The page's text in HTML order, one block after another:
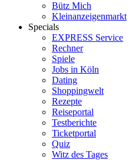
Bütz Mich
Kleinanzeigenmarkt
Specials
EXPRESS Service
Rechner
Spiele
Jobs in Köln
Dating
Shoppingwelt
Rezepte
Reiseportal
Testberichte
Ticketportal
Quiz
Witz des Tages